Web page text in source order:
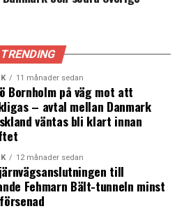
ökade sin omsättning med hela
i stadskärnan, säger
– Linus Lindqvist)
omsättning i Malmö
2013 jämfört med 2012.
i Malmö City
medan omsättningen för
TRENDING
11 månader sedan
Bornholm på väg mot att
– avtal mellan Danmark
väntas bli klart innan
12 månader sedan
till
Fehmarn Bält-tunneln minst